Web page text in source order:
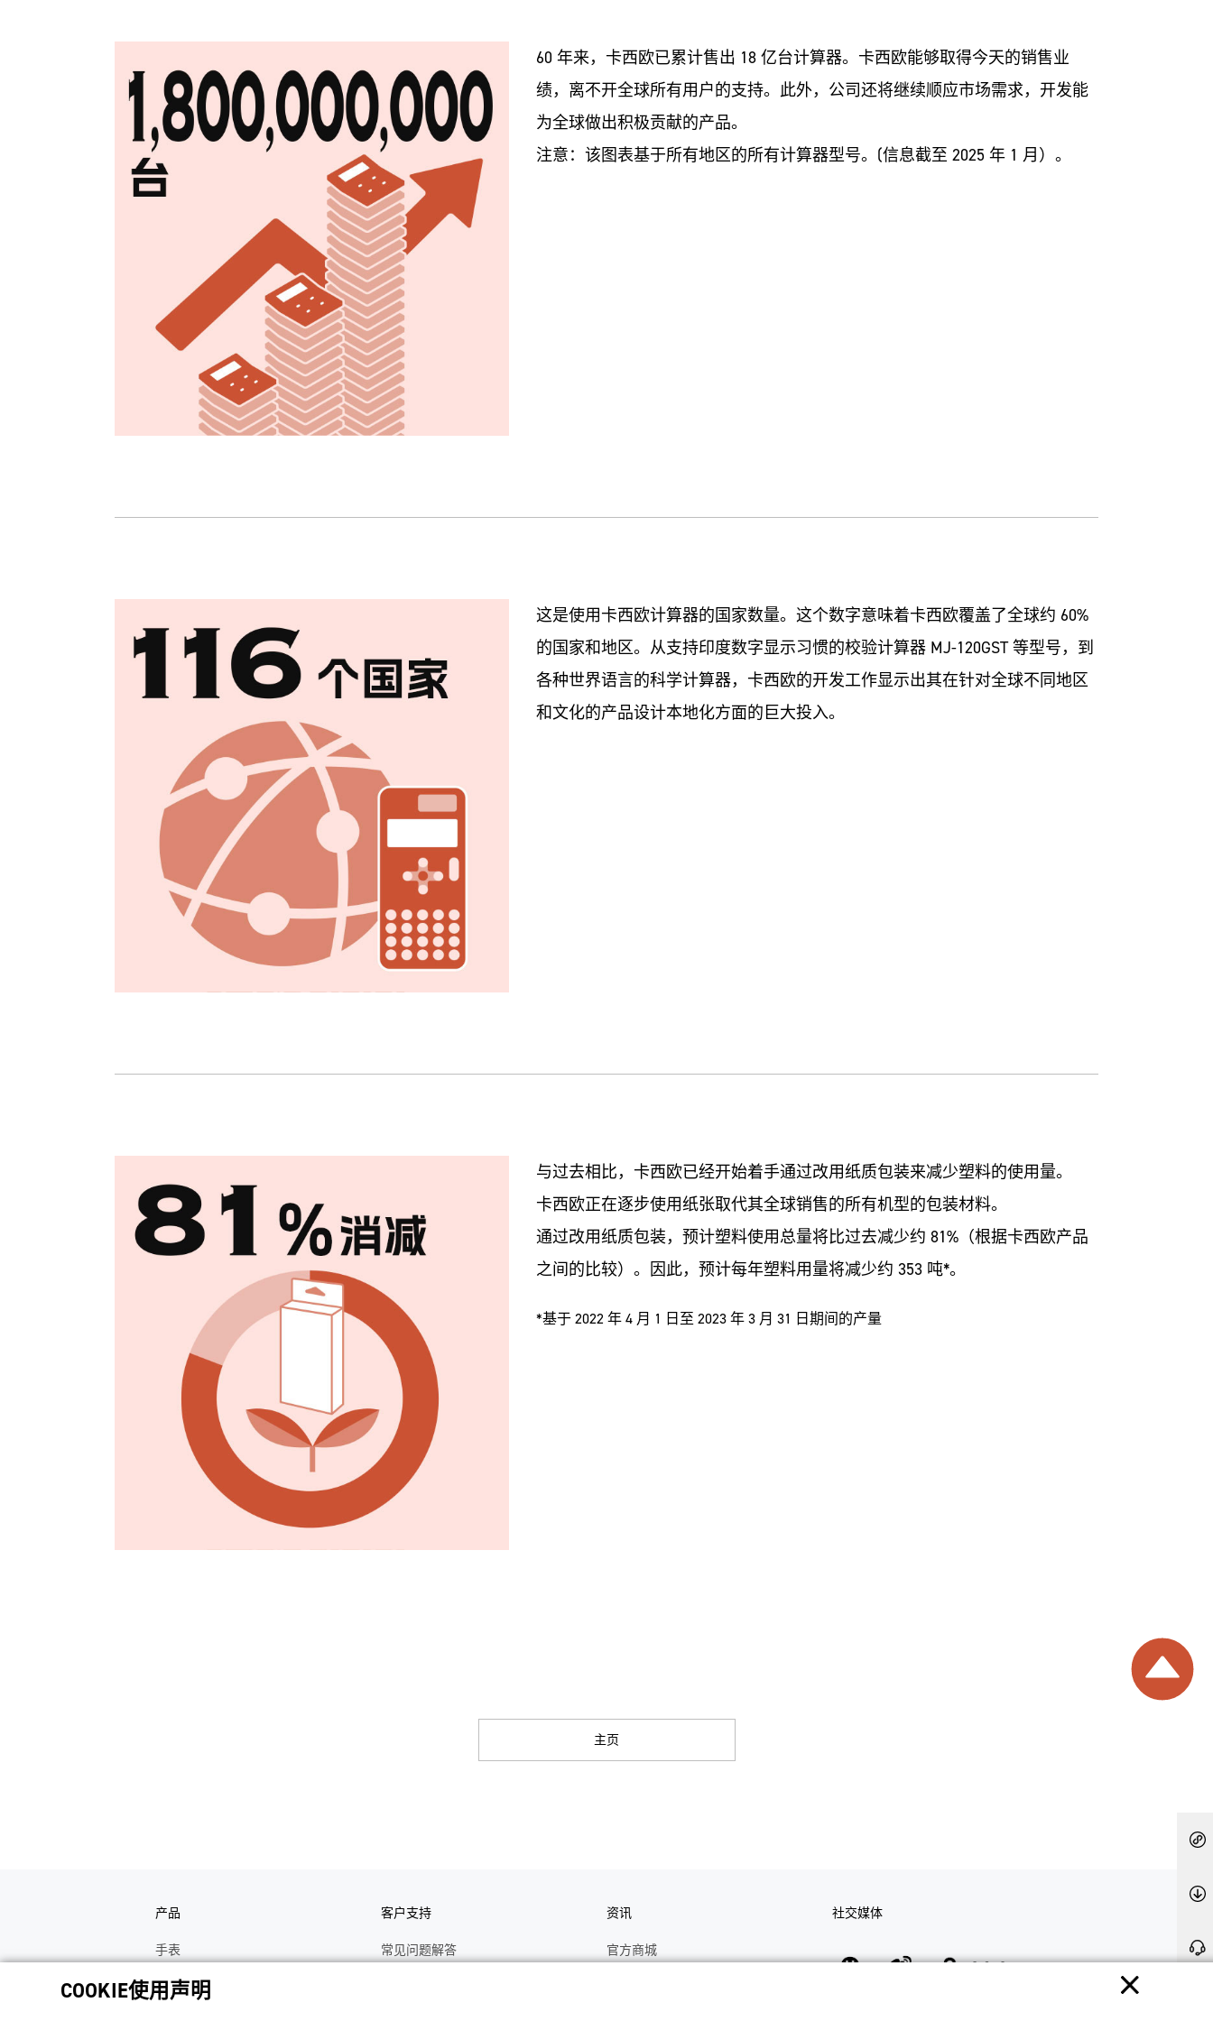
60 年来，卡西欧已累计售出 18 亿台计算器。卡西欧能够取得今天的销售业
绩，离不开全球所有用户的支持。此外，公司还将继续顺应市场需求，开发能
为全球做出积极贡献的产品。
注意：该图表基于所有地区的所有计算器型号。(信息截至 2025 年 1 月）。
这是使用卡西欧计算器的国家数量。这个数字意味着卡西欧覆盖了全球约 60%
的国家和地区。从支持印度数字显示习惯的校验计算器 MJ-120GST 等型号，到
各种世界语言的科学计算器，卡西欧的开发工作显示出其在针对全球不同地区
和文化的产品设计本地化方面的巨大投入。
与过去相比，卡西欧已经开始着手通过改用纸质包装来减少塑料的使用量。
卡西欧正在逐步使用纸张取代其全球销售的所有机型的包装材料。
通过改用纸质包装，预计塑料使用总量将比过去减少约 81%（根据卡西欧产品
之间的比较）。因此，预计每年塑料用量将减少约 353 吨*。
*基于 2022 年 4 月 1 日至 2023 年 3 月 31 日期间的产量
主页
产品
手表
电子乐器
客户支持
常见问题解答
资讯
官方商城
社交媒体
COOKIE使用声明